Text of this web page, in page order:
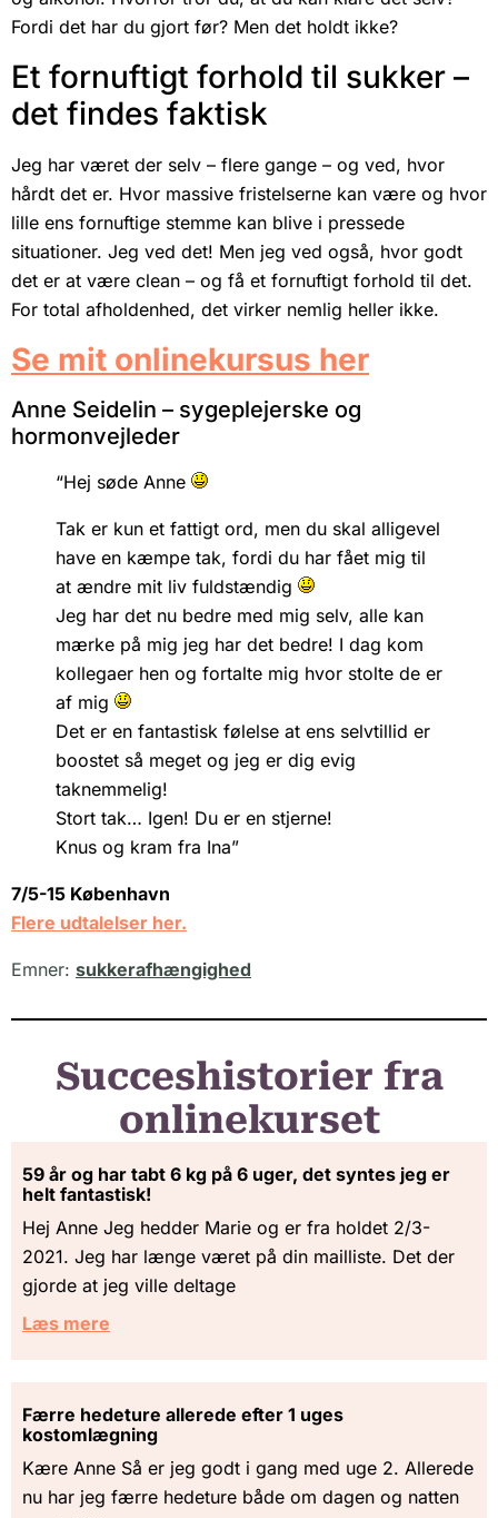
Fordi det har du gjort før? Men det holdt ikke?
Et fornuftigt forhold til sukker –
det findes faktisk
Jeg har været der selv – flere gange – og ved, hvor
hårdt det er. Hvor massive fristelserne kan være og hvor
lille ens fornuftige stemme kan blive i pressede
situationer. Jeg ved det! Men jeg ved også, hvor godt
det er at være clean – og få et fornuftigt forhold til det.
For total afholdenhed, det virker nemlig heller ikke.
Se mit onlinekursus her
Anne Seidelin – sygeplejerske og
hormonvejleder
“Hej søde Anne
Tak er kun et fattigt ord, men du skal alligevel
have en kæmpe tak, fordi du har fået mig til
at ændre mit liv fuldstændig
Jeg har det nu bedre med mig selv, alle kan
mærke på mig jeg har det bedre! I dag kom
kollegaer hen og fortalte mig hvor stolte de er
af mig
Det er en fantastisk følelse at ens selvtillid er
boostet så meget og jeg er dig evig
taknemmelig!
Stort tak… Igen! Du er en stjerne!
Knus og kram fra Ina”
7/5-15 København
Flere udtalelser her.
Emner: sukkerafhængighed
Succeshistorier fra
onlinekurset
59 år og har tabt 6 kg på 6 uger, det syntes jeg er
helt fantastisk!
Hej Anne Jeg hedder Marie og er fra holdet 2/3-
2021. Jeg har længe været på din mailliste. Det der
gjorde at jeg ville deltage
Læs mere
Færre hedeture allerede efter 1 uges
kostomlægning
Kære Anne Så er jeg godt i gang med uge 2. Allerede
nu har jeg færre hedeture både om dagen og natten